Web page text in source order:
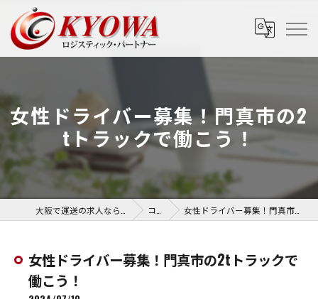
女性ドライバー募集！門真市の2
tトラックで働こう！
コラム 女性ドライバー募集！門真市の2tトラックで働こう！
女性ドライバー募集！門真市の2tトラックで
働こう！